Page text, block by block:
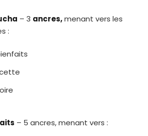
– 3 ancres,menant vers les
:
– 5 ancres, menant vers :